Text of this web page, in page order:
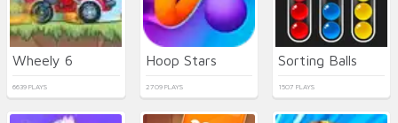
Wheely 6
6639 PLAYS
Hoop Stars
2709 PLAYS
Sorting Balls
1507 PLAYS